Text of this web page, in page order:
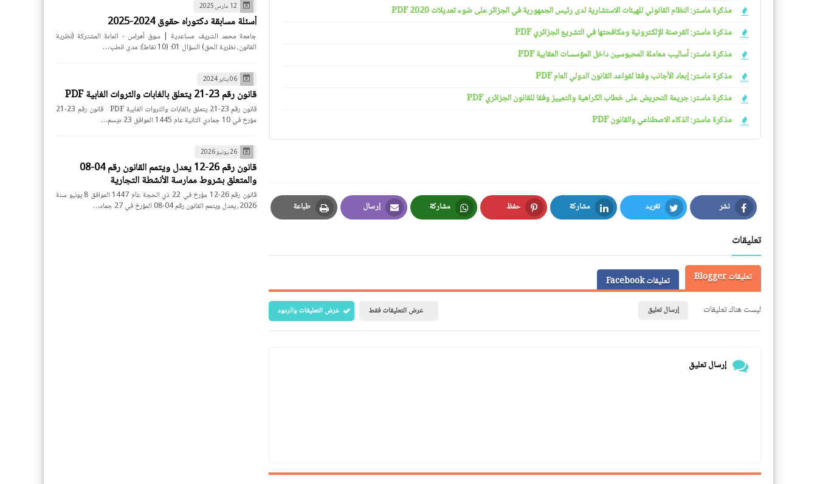
مذكرة ماستر: النظام القانوني للهيئات الاستشارية لدى رئيس الجمهورية في الجزائر على ضوء تعديلات 2020 PDF
مذكرة ماستر: القرصنة الإلكترونية ومكافحتها في التشريع الجزائري PDF
مذكرة ماستر: أساليب معاملة المحبوسين داخل المؤسسات العقابية PDF
مذكرة ماستر: إبعاد الأجانب وفقا لقواعد القانون الدولي العام PDF
مذكرة ماستر: جريمة التحريض على خطاب الكراهية والتمييز وفقا للقانون الجزائري PDF
مذكرة ماستر: الذكاء الاصطناعي والقانون PDF
نشر
Facebook
تغريد
Twitter
مشاركة
LinkedIn
حفظ
Pinterest
مشاركة
Whatsapp
إرسال
Email
طباعة
Print
تعليقات
تعليقات Blogger
تعليقات Facebook
ليست هناك تعليقات
إرسال تعليق عرض التعليقات فقط عرض التعليقات والردود
إرسال تعليق
12 مارس 2025
أسئلة مسابقة دكتوراه حقوق 2024-2025
جامعة محمد الشريف مساعدية | سوق أهراس - المادة المشتركة (نظرية
القانون، نظرية الحق) السؤال 01: (10 نقاط): مدى انطب…
06 يناير 2024
قانون رقم 23-21 يتعلق بالغابات والثروات الغابية PDF
قانون رقم 23-21 يتعلق بالغابات والثروات الغابية PDF قانون رقم 23-21
مؤرخ في 10 جمادي الثانية عام 1445 الموافق 23 ديسم…
26 يونيو 2026
قانون رقم 26-12 يعدل ويتمم القانون رقم 04-08
والمتعلق بشروط ممارسة الأنشطة التجارية
قانون رقم 26-12 مؤرخ في 22 ذي الحجة عام 1447 الموافق 8 يونيو سنة
2026، يعدل ويتمم القانون رقم 04-08 المؤرخ في 27 جماد…